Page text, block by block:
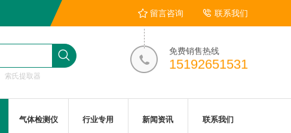
留言咨询 联系我们
索氏提取器
免费销售热线
15192651531
气体检测仪 行业专用 新闻资讯 联系我们